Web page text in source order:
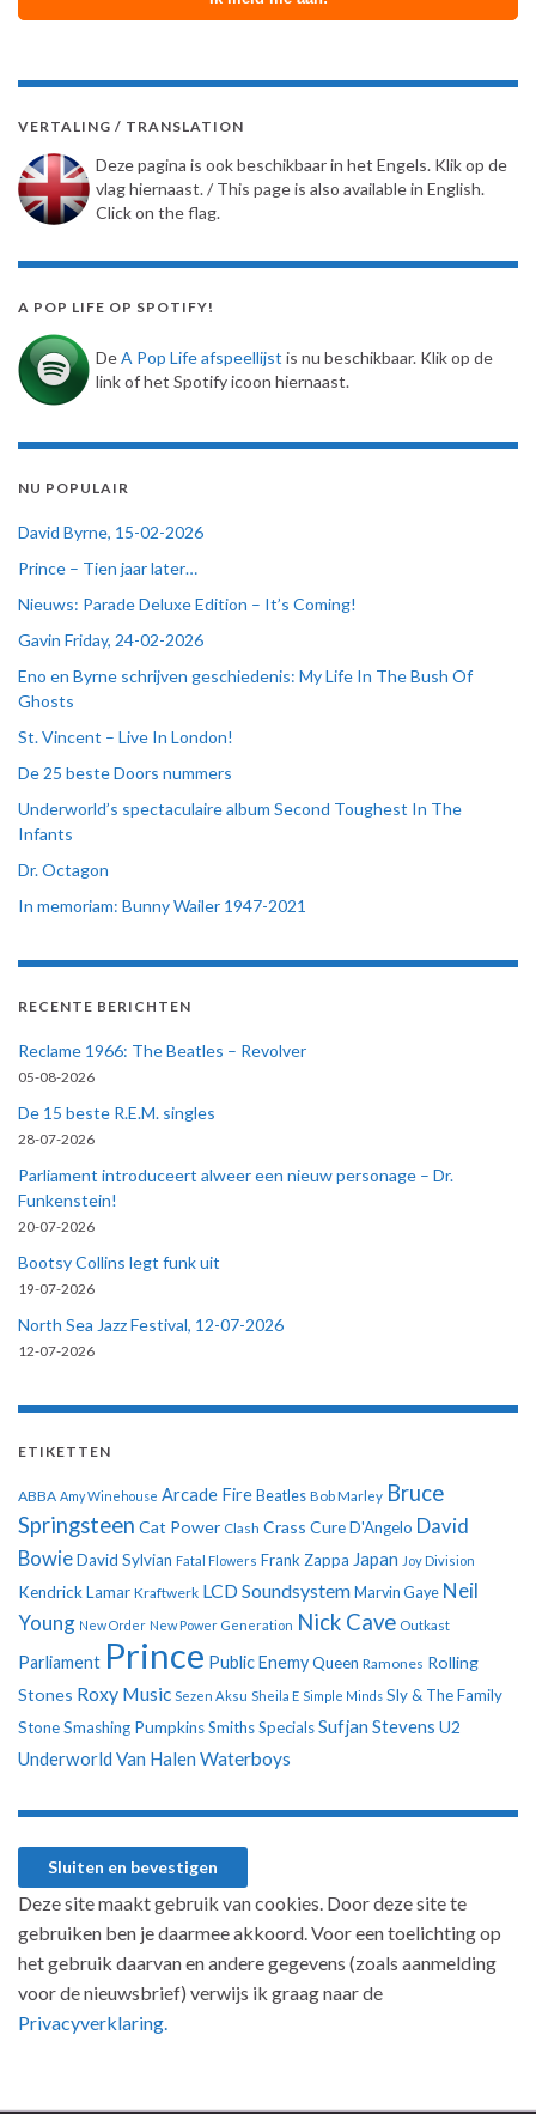
VERTALING / TRANSLATION
Deze pagina is ook beschikbaar in het Engels. Klik op de
vlag hiernaast. / This page is also available in English.
Click on the flag.
A POP LIFE OP SPOTIFY!
DeA Pop Life afspeellijst is nu beschikbaar. Klik op de
link of het Spotify icoon hiernaast.
NU POPULAIR
David Byrne, 15-02-2026
Prince – Tien jaar later…
Nieuws: Parade Deluxe Edition – It’s Coming!
Gavin Friday, 24-02-2026
Eno en Byrne schrijven geschiedenis: My Life In The Bush Of
Ghosts
St. Vincent – Live In London!
De 25 beste Doors nummers
Underworld’s spectaculaire album Second Toughest In The
Infants
Dr. Octagon
In memoriam: Bunny Wailer 1947-2021
RECENTE BERICHTEN
Reclame 1966: The Beatles – Revolver
05-08-2026
De 15 beste R.E.M. singles
28-07-2026
Parliament introduceert alweer een nieuw personage – Dr.
Funkenstein!
20-07-2026
Bootsy Collins legt funk uit
19-07-2026
North Sea Jazz Festival, 12-07-2026
12-07-2026
ETIKETTEN
ABBA Amy Winehouse Arcade Fire Beatles Bob Marley Bruce
Springsteen Cat Power Clash Crass CureD'Angelo David
BowieDavid Sylvian Fatal Flowers Frank Zappa Japan Joy Division
Kendrick Lamar Kraftwerk LCD Soundsystem Marvin Gaye Neil
Young New Order New Power Generation Nick Cave Outkast
Parliament Prince Public EnemyQueen Ramones Rolling
Stones Roxy Music Sezen Aksu Sheila E Simple Minds Sly & The Family
StoneSmashing PumpkinsSmithsSpecialsSufjan Stevens U2
Underworld Van Halen Waterboys
Deze site maakt gebruik van cookies. Door deze site te
gebruiken ben je daarmee akkoord. Voor een toelichting op
het gebruik daarvan en andere gegevens (zoals aanmelding
voor de nieuwsbrief) verwijs ik graag naar de
Privacyverklaring.